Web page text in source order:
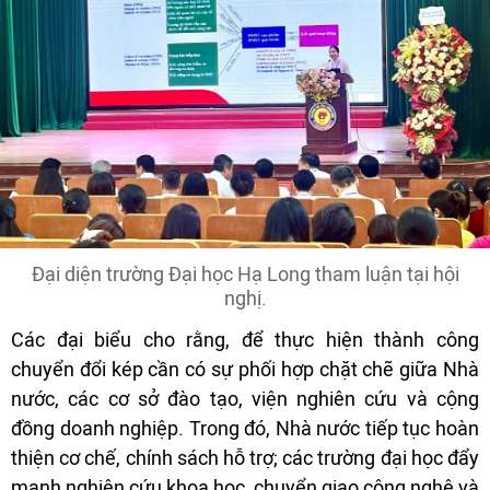
Đại diện trường Đại học Hạ Long tham luận tại hội
nghị.
Các đại biểu cho rằng, để thực hiện thành công
chuyển đổi kép cần có sự phối hợp chặt chẽ giữa Nhà
nước, các cơ sở đào tạo, viện nghiên cứu và cộng
đồng doanh nghiệp. Trong đó, Nhà nước tiếp tục hoàn
thiện cơ chế, chính sách hỗ trợ; các trường đại học đẩy